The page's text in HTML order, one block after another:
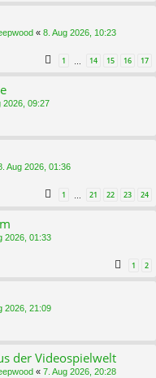
« 8. Aug 2026, 10:23
1 … 14 15 16 17
2026, 09:27
Aug 2026, 01:36
1 … 21 22 23 24
2026, 01:33
1 2
2026, 21:09
der Videospielwelt
« 7. Aug 2026, 20:28